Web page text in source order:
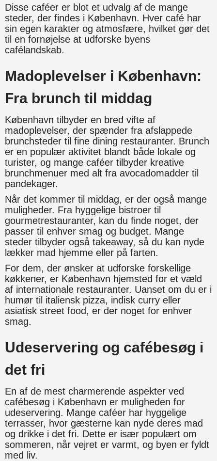
Disse caféer er blot et udvalg af de mange
steder, der findes i København. Hver café har
sin egen karakter og atmosfære, hvilket gør det
til en fornøjelse at udforske byens
cafélandskab.
Madoplevelser i København:
Fra brunch til middag
København tilbyder en bred vifte af
madoplevelser, der spænder fra afslappede
brunchsteder til fine dining restauranter. Brunch
er en populær aktivitet blandt både lokale og
turister, og mange caféer tilbyder kreative
brunchmenuer med alt fra avocadomadder til
pandekager.
Når det kommer til middag, er der også mange
muligheder. Fra hyggelige bistroer til
gourmetrestauranter, kan du finde noget, der
passer til enhver smag og budget. Mange
steder tilbyder også takeaway, så du kan nyde
lækker mad hjemme eller på farten.
For dem, der ønsker at udforske forskellige
køkkener, er København hjemsted for et væld
af internationale restauranter. Uanset om du er i
humør til italiensk pizza, indisk curry eller
asiatisk street food, er der noget for enhver
smag.
Udeservering og cafébesøg i
det fri
En af de mest charmerende aspekter ved
cafébesøg i København er muligheden for
udeservering. Mange caféer har hyggelige
terrasser, hvor gæsterne kan nyde deres mad
og drikke i det fri. Dette er især populært om
sommeren, når vejret er varmt, og byen er fyldt
med liv.